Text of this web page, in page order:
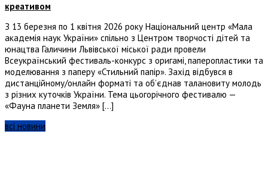
креативом
З 13 березня по 1 квітня 2026 року Національний центр «Мала
академія наук України» спільно з Центром творчості дітей та
юнацтва Галичини Львівської міської ради провели
Всеукраїнський фестиваль-конкурс з оригамі, паперопластики та
моделювання з паперу «Стильний папір». Захід відбувся в
дистанційному/онлайн форматі та об’єднав талановиту молодь
з різних куточків України. Тема цьогорічного фестивалю —
«Фауна планети Земля» […]
всі новини